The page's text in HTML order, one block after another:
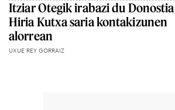
Itziar Otegik irabazi du Donostia
Hiria Kutxa saria kontakizunen
alorrean
UXUE REY GORRAIZ